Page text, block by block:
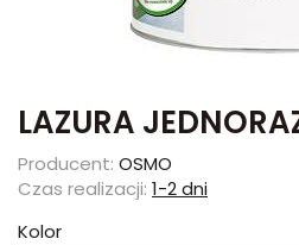
LAZURA
Producent: OSMO
Czas realizacji: 1-2 dni
Kolor